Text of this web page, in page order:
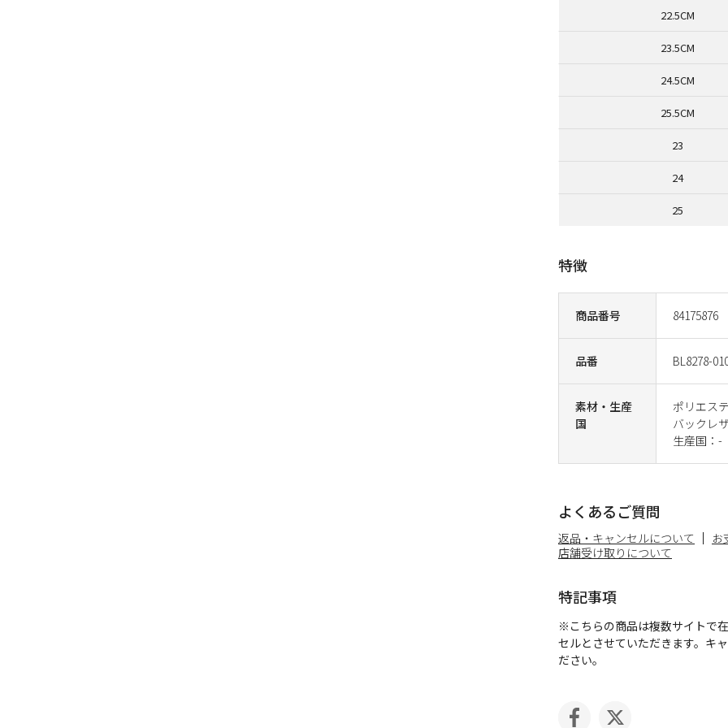
商品番号 84175876
品番 BL8278-
素材・生産
国
ポリエス
バックレ
生産国：-
特徴
よくあるご質問
返品・キャンセルについて お
店舗受け取りについて
特記事項
※こちらの商品は複数サイトで
セルとさせていただきます。キ
ださい。
22.5CM
23.5CM
24.5CM
25.5CM
23
24
25